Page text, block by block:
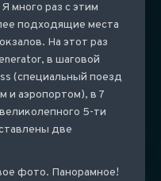
много раз с этим
подходящие места
На этот раз
в шаговой
(специальный поезд
и аэропортом), в 7
5-ти
две
фото. Панорамное!